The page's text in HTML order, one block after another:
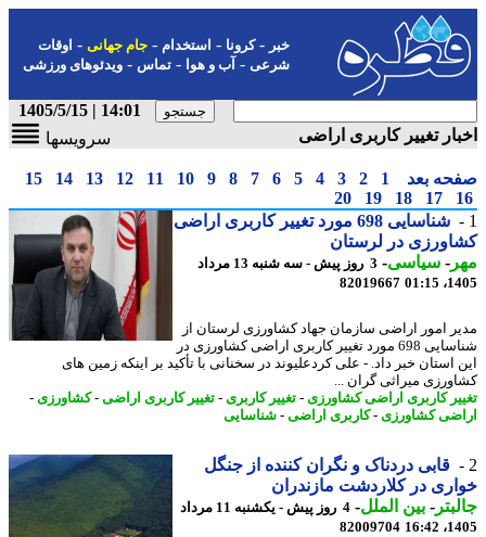
-کرونا-استخدام- جام جهانی-اوقات
شرعی-آب و هوا-تماس-ویدئوهای ورزشی
14:01 | 1405/5/15
تغییر کاربری اراضی
سرویسها
بعد 1
2
3
4
5
6
7
8
9
10
11
12
13
14
15
17
18
19
20
شناسایی 698 مورد تغییر کاربری اراضی
در لرستان
-سیاسی-
3 روز پیش - سه شنبه 13 مرداد
82019667
امور اراضی سازمان جهاد کشاورزی لرستان از
شناسایی 698 مورد تغییر کاربری اراضی کشاورزی در
استان خبر داد. - علی کردعلیوند در سخنانی با تأکید بر اینکه زمین های
میراثی گران ...
کاربری اراضی کشاورزی- تغییر کاربری - تغییر کاربری اراضی -کشاورزی-
کشاورزی- کاربری اراضی -شناسایی
قابی دردناک و نگران کننده از جنگل
در کلاردشت مازندران
-بین الملل-
4 روز پیش - یکشنبه 11 مرداد
82009704